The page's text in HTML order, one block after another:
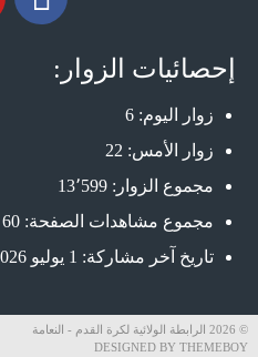
إحصائيات الزوار:
زوار اليوم: 6
زوار الأمس: 22
مجموع الزوار: 13٬599
مجموع مشاهدات الصفحة: 60
تاريخ آخر مشاركة: 1 يوليو 2026
© 2026 الرابطة الولائية لكرة القدم - النعامة
DESIGNED BY THEMEBOY